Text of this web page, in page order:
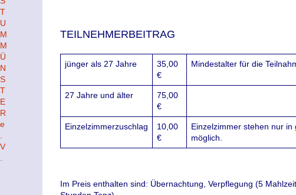
TEILNEHMERBEITRAG
jünger als 27 Jahre
35,00
€
Mindestalter für die
27 Jahre und älter
75,00
€
Einzelzimmerzuschlag
10,00
€
Einzelzimmer stehen nur
möglich.
Im Preis enthalten sind: Übernachtung, Verpflegung (5